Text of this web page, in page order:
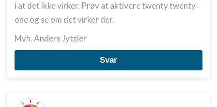
i at det ikke virker. Prøv at aktivere twenty twenty-
one og se om det virker der.
Mvh. Anders Jytzler
Svar